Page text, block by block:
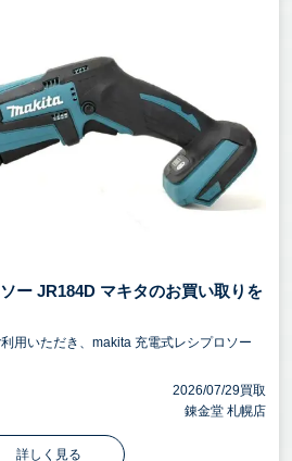
ー JR184D マキタのお買い取りを
用いただき、makita 充電式レシプロソー
2026/07/29買取
錬金堂 札幌店
詳しく見る